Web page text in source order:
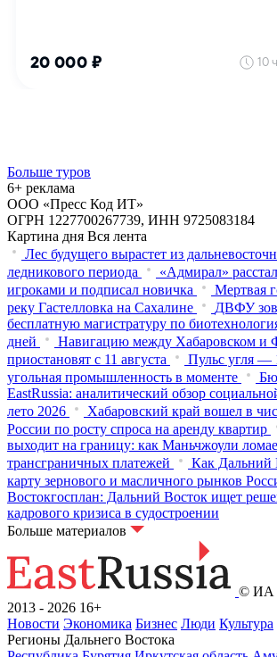
Больше туров
6+ реклама
ООО «Пресс Код ИТ»
ОГРН 1227700267739, ИНН 9725083184
Картина дня Вся лента
Лес будущего вырастет из
ледникового периода
«Адмирал»
игроками и подписал новичка
Мертвая
реку Гастелловка на Сахалине
ДВФУ
бесплатную магистратуру по
дней
Навигацию между Хабаровском и
приостановят с 11 августа
Пульс угля —
угольная промышленность в моменте
EastRussia: аналитический обзор
лето 2026
Хабаровский край вошел в
России по росту спроса на аренду квартир
выходит на границу: как Маньчжоули
трансграничных платежей
Как Дальний
карту зернового и масличного рынков
Востокгосплан: Дальний Восток ищет
кадрового кризиса в судостроении
Больше материалов
© ИА
2013 - 2026 16+
Новости Экономика Бизнес Люди Культура
Регионы Дальнего Востока